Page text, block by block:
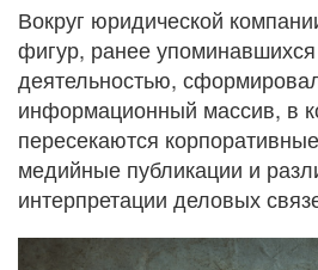
Вокруг юридической
фигур, ранее
деятельностью,
информационный массив, в
пересекаются
медийные публикации и
интерпретации деловых